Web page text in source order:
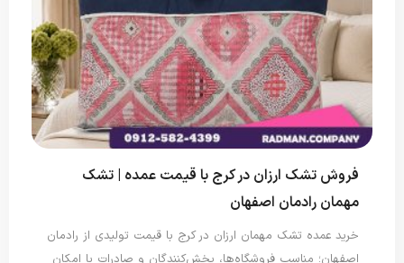
فروش تشک ارزان در کرج با قیمت عمده | تشک
مهمان رادمان اصفهان
خرید عمده تشک مهمان ارزان در کرج با قیمت تولیدی از رادمان
اصفهان؛ مناسب فروشگاه‌ها، پخش‌کنندگان و صادرات با امکان